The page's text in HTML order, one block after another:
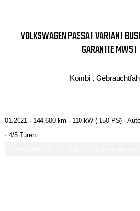
VOLKSWAGEN PASSAT VARIANT
GARANTIE MWST
Kombi ,
01.2021 · 144.600 km · 110 kW ( 150 PS) ·
· 4/5 Türen